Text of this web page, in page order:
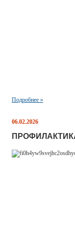
Подробнее »
06.02.2026